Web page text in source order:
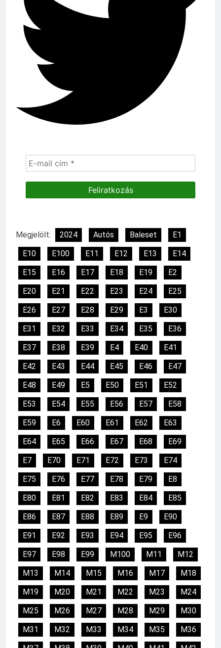
Megjelölt: 2024 Autós Baleset
E1
E10
E100 E11 E12 E13
E14
E15
E16 E17 E18 E19
E2
E20
E21 E22 E23 E24
E25
E26
E27 E28 E29 E3
E30
E31
E32 E33 E34 E35
E36
E37
E38 E39 E4 E40
E41
E42
E43 E44 E45 E46
E47
E48
E49 E5 E50 E51
E52
E53
E54 E55 E56 E57
E58
E59
E6 E60 E61 E62
E63
E64
E65 E66 E67 E68
E69
E7
E70 E71 E72 E73
E74
E75
E76 E77 E78 E79
E8
E80
E81 E82 E83 E84
E85
E86
E87 E88 E89 E9
E90
E91
E92 E93 E94 E95
E96
E97
E98 E99 M100 M11
M12
M13
M14 M15 M16 M17
M18
M19
M20 M21 M22 M23
M24
M25
M26 M27 M28 M29
M30
M31
M32 M33 M34 M35
M36